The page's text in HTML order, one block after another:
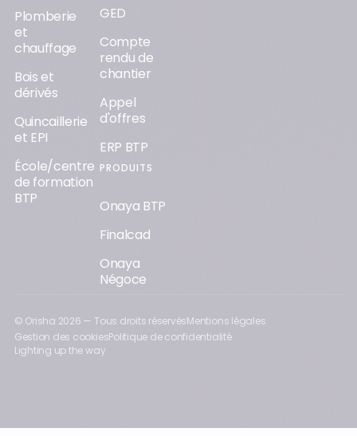
Plomberie
et
chauffage
Bois et
dérivés
Quincaillerie
et EPI
École/centre
de formation
BTP
GED
Compte
rendu de
chantier
Appel
d'offres
ERP BTP
PRODUITS
Onaya BTP
Finalcad
Onaya
Négoce
© Orisha 2026 — Tous droits réservésMentions légales
Gestion des cookiesPolitique de confidentialité
Lighting up the way